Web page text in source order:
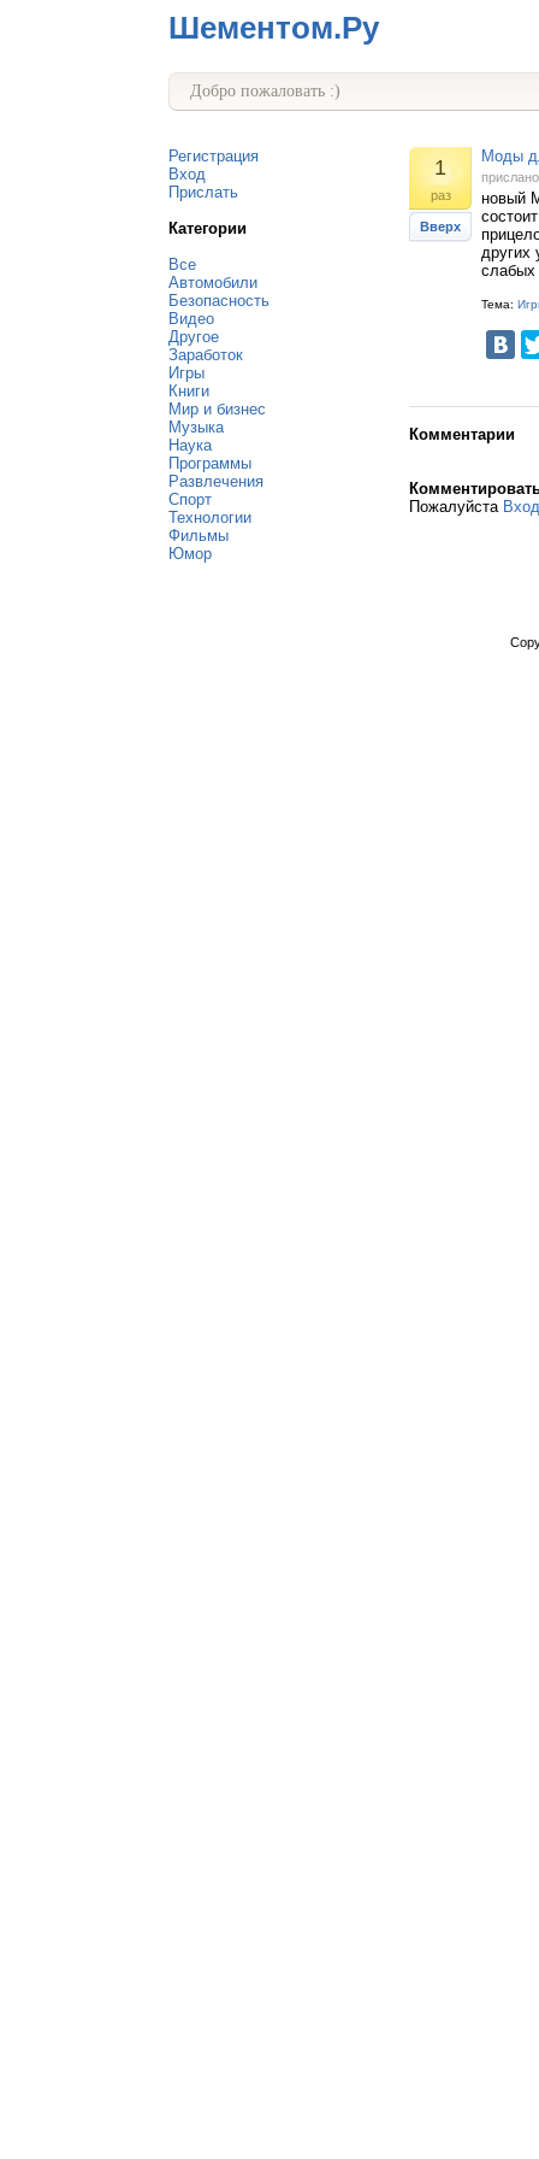
Шементом.Ру
Добро пожаловать :)
Регистрация
Вход
Прислать
Категории
Все
Автомобили
Безопасность
Видео
Другое
Заработок
Игры
Книги
Мир и бизнес
Музыка
Наука
Программы
Развлечения
Спорт
Технологии
Фильмы
Юмор
1
раз
Вверх
Моды
новый
других
слабых
Тема:
Комментарии
Пожалуйста Вход